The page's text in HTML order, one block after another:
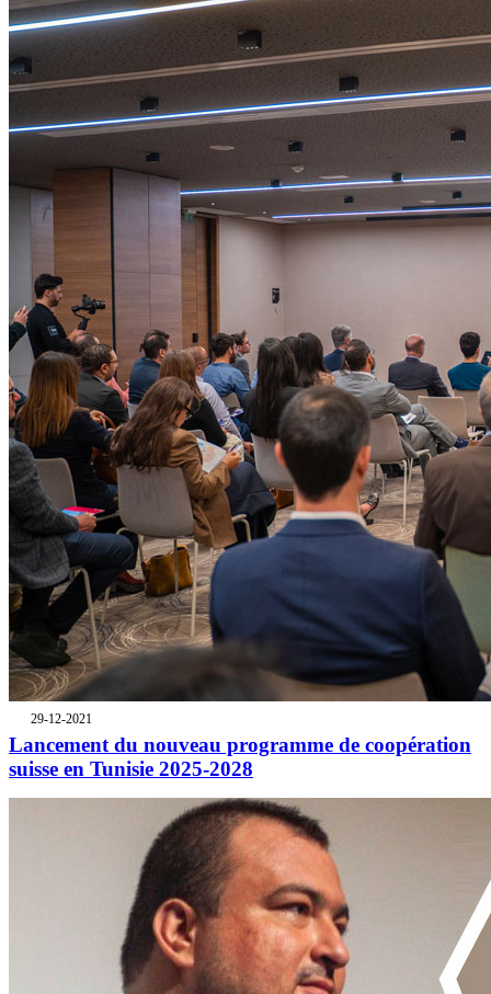
29-12-2021
Lancement du nouveau programme de coopération
suisse en Tunisie 2025-2028